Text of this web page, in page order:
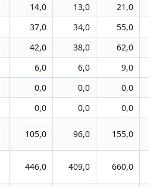
14,0 13,0 21,0
37,0 34,0 55,0
42,0 38,0 62,0
6,0 6,0 9,0
0,0 0,0
0,0
0,0 0,0
0,0
105,0 96,0 155,0
446,0 409,0 660,0